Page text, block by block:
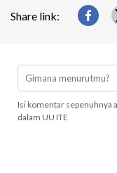
Share link:
Isi komentar sepenuhnya
dalam UU ITE